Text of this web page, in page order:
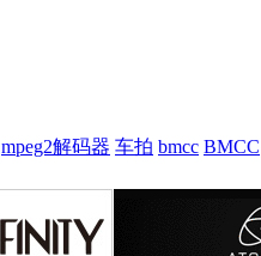
mpeg2解码器 车拍 bmcc BMCC